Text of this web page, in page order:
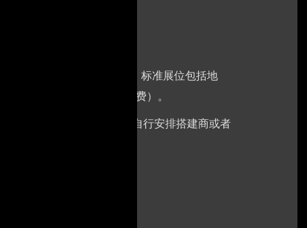
国际展商:30000RMB/个；标准展位包括地
请事先说明，展馆另行收费）。
何展架及设施，参展商可自行安排搭建商或者